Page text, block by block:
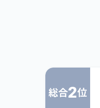
総合2位